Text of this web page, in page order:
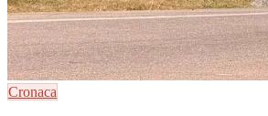
Cronaca